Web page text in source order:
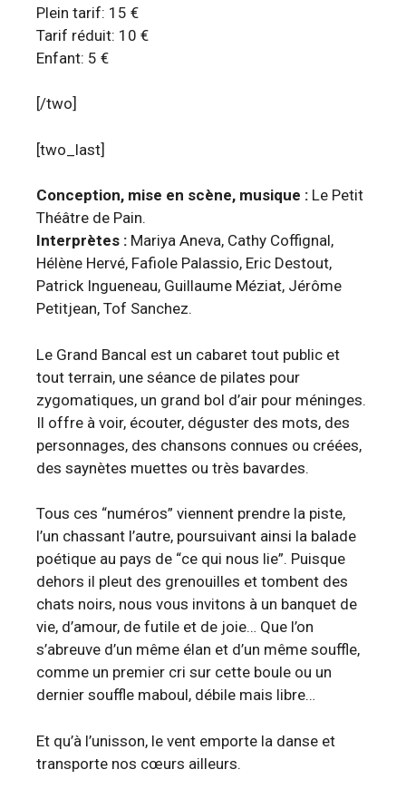
Plein tarif: 15 €
Tarif réduit: 10 €
Enfant: 5 €
[/two]
[two_last]
Conception, mise en scène, musique : Le Petit
Théâtre de Pain.
Interprètes : Mariya Aneva, Cathy Coffignal,
Hélène Hervé, Fafiole Palassio, Eric Destout,
Patrick Ingueneau, Guillaume Méziat, Jérôme
Petitjean, Tof Sanchez.
Le Grand Bancal est un cabaret tout public et
tout terrain, une séance de pilates pour
zygomatiques, un grand bol d’air pour méninges.
Il offre à voir, écouter, déguster des mots, des
personnages, des chansons connues ou créées,
des saynètes muettes ou très bavardes.
Tous ces “numéros” viennent prendre la piste,
l’un chassant l’autre, poursuivant ainsi la balade
poétique au pays de “ce qui nous lie”. Puisque
dehors il pleut des grenouilles et tombent des
chats noirs, nous vous invitons à un banquet de
vie, d’amour, de futile et de joie… Que l’on
s’abreuve d’un même élan et d’un même souffle,
comme un premier cri sur cette boule ou un
dernier souffle maboul, débile mais libre…
Et qu’à l’unisson, le vent emporte la danse et
transporte nos cœurs ailleurs.